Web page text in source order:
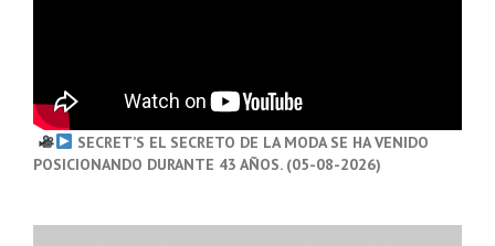
SECRET’S EL SECRETO DE LA MODA SE HA VENIDO
POSICIONANDO DURANTE 43 AÑOS. (05-08-2026)